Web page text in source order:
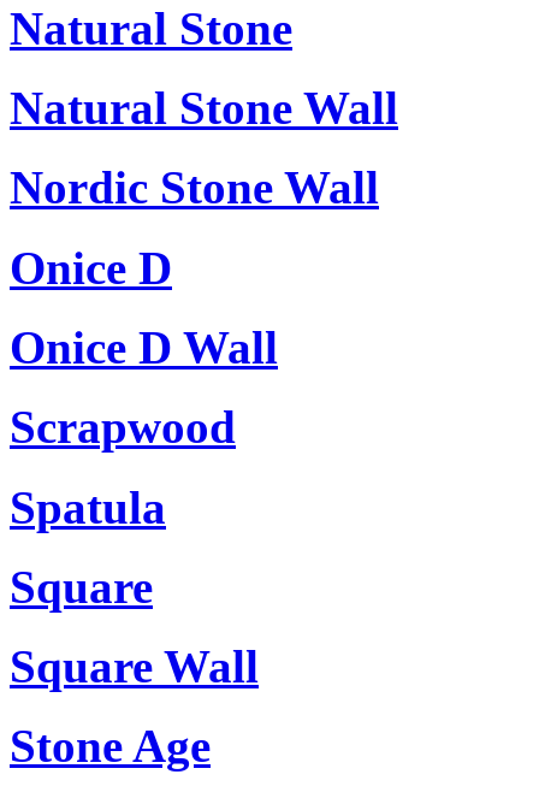
Natural Stone
Natural Stone Wall
Nordic Stone Wall
Onice D
Onice D Wall
Scrapwood
Spatula
Square
Square Wall
Stone Age